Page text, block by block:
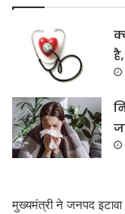
मुख्यमंत्री ने जनपद